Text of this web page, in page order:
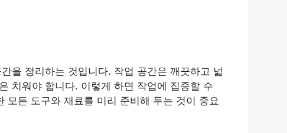
을 정리하는 것입니다. 작업 공간은 깨끗하고 넓
치워야 합니다. 이렇게 하면 작업에 집중할 수
모든 도구와 재료를 미리 준비해 두는 것이 중요